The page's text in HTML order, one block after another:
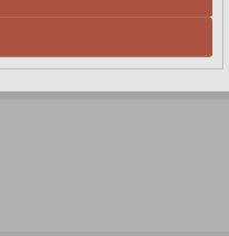
ก Aloe Vera กลิ่น เฟรชคูล